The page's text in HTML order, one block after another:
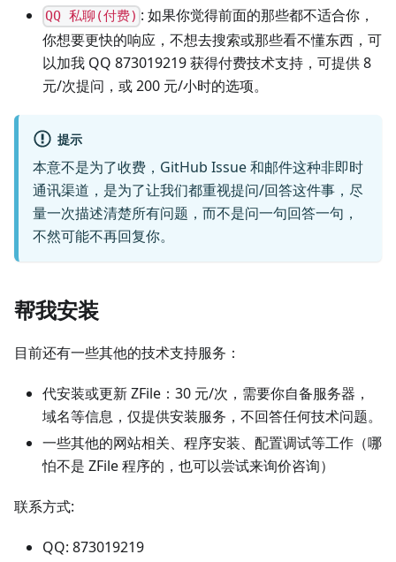
QQ 私聊(付费) : 如果你觉得前面的那些都不适合你，
你想要更快的响应，不想去搜索或那些看不懂东西，可
以加我 QQ 873019219 获得付费技术支持，可提供 8
元/次提问，或 200 元/小时的选项。
提示
本意不是为了收费，GitHub Issue 和邮件这种非即时
通讯渠道，是为了让我们都重视提问/回答这件事，尽
量一次描述清楚所有问题，而不是问一句回答一句，
不然可能不再回复你。
帮我安装
目前还有一些其他的技术支持服务：
代安装或更新 ZFile：30 元/次，需要你自备服务器，
域名等信息，仅提供安装服务，不回答任何技术问题。
一些其他的网站相关、程序安装、配置调试等工作（哪
怕不是 ZFile 程序的，也可以尝试来询价咨询）
联系方式:
QQ: 873019219